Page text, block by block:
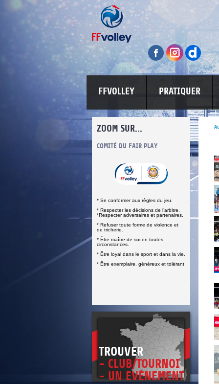
FFVOLLEY PRATIQUER
ZOOM SUR...
DOCUMENTS UTILES
CLIQUEZ ICI
COMITÉ DU FAIR PLAY
* Se conformer aux règles du jeu.
* Respecter les décisions de l’arbitre.
*Respecter adversaires et partenaires.
* Refuser toute forme de violence et
de tricherie.
* Être maître de soi en toutes
circonstances.
* Être loyal dans le sport et dans la vie.
* Être exemplaire, généreux et tolérant
LUTTE
TROUVER
- CLUB/TOURNOI
- UN EVÈNEMENT